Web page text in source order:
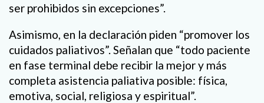
ser prohibidos sin excepciones”.
Asimismo, en la declaración piden “promover los
cuidados paliativos”. Señalan que “todo paciente
en fase terminal debe recibir la mejor y más
completa asistencia paliativa posible: física,
emotiva, social, religiosa y espiritual”.